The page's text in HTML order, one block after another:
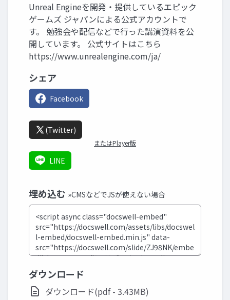
Unreal Engineを開発・提供しているエピック
ゲームズ ジャパンによる公式アカウントで
す。 勉強会や配信などで行った講演資料を公
開しています。 公式サイトはこちら
https://www.unrealengine.com/ja/
シェア
Facebook
(Twitter)
またはPlayer版
LINE
埋め込む »CMSなどでJSが使えない場合
ダウンロード
ダウンロード(pdf - 3.43MB)